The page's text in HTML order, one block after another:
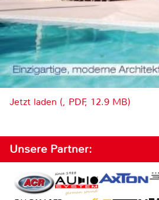
Jetzt laden (, PDF, 12.9 MB)
Unsere Partner: